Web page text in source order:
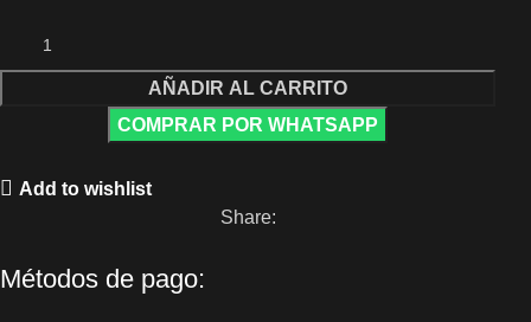
AÑADIR AL CARRITO
COMPRAR POR WHATSAPP
Add to wishlist
Share:
Métodos de pago: